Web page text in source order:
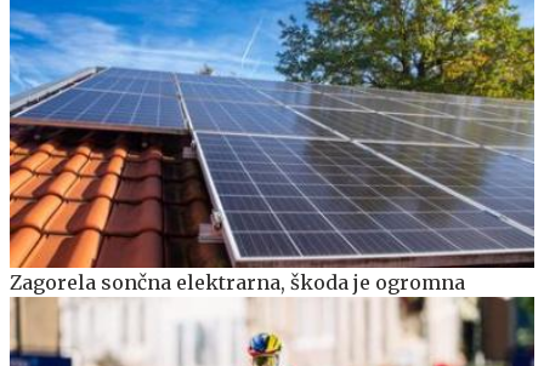
Zagorela sončna elektrarna, škoda je ogromna